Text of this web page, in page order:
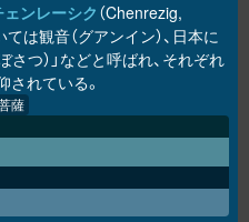
ェンレーシク（Chenrezig,
は観音（グアンイン）、日本に
さつ）」などと呼ばれ、それぞれ
れている。
薩